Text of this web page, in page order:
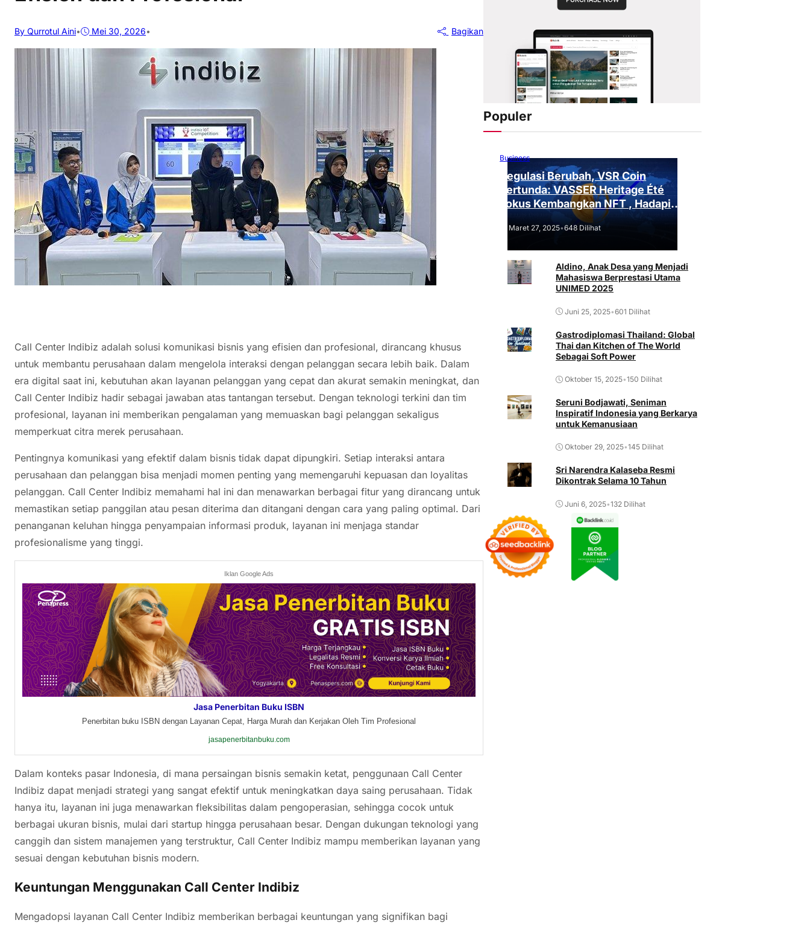
By Qurrotul Aini• Mei 30, 2026• Bagikan
Call Center Indibiz adalah solusi komunikasi bisnis yang efisien dan profesional, dirancang khusus
untuk membantu perusahaan dalam mengelola interaksi dengan pelanggan secara lebih baik. Dalam
era digital saat ini, kebutuhan akan layanan pelanggan yang cepat dan akurat semakin meningkat, dan
Call Center Indibiz hadir sebagai jawaban atas tantangan tersebut. Dengan teknologi terkini dan tim
profesional, layanan ini memberikan pengalaman yang memuaskan bagi pelanggan sekaligus
memperkuat citra merek perusahaan.
Pentingnya komunikasi yang efektif dalam bisnis tidak dapat dipungkiri. Setiap interaksi antara
perusahaan dan pelanggan bisa menjadi momen penting yang memengaruhi kepuasan dan loyalitas
pelanggan. Call Center Indibiz memahami hal ini dan menawarkan berbagai fitur yang dirancang untuk
memastikan setiap panggilan atau pesan diterima dan ditangani dengan cara yang paling optimal. Dari
penanganan keluhan hingga penyampaian informasi produk, layanan ini menjaga standar
profesionalisme yang tinggi.
Iklan Google Ads
Jasa Penerbitan Buku ISBN
Penerbitan buku ISBN dengan Layanan Cepat, Harga Murah dan Kerjakan Oleh Tim Profesional
jasapenerbitanbuku.com
Dalam konteks pasar Indonesia, di mana persaingan bisnis semakin ketat, penggunaan Call Center
Indibiz dapat menjadi strategi yang sangat efektif untuk meningkatkan daya saing perusahaan. Tidak
hanya itu, layanan ini juga menawarkan fleksibilitas dalam pengoperasian, sehingga cocok untuk
berbagai ukuran bisnis, mulai dari startup hingga perusahaan besar. Dengan dukungan teknologi yang
canggih dan sistem manajemen yang terstruktur, Call Center Indibiz mampu memberikan layanan yang
sesuai dengan kebutuhan bisnis modern.
Keuntungan Menggunakan Call Center Indibiz
Mengadopsi layanan Call Center Indibiz memberikan berbagai keuntungan yang signifikan bagi
Populer
Business
Regulasi Berubah, VSR Coin
Tertunda: VASSER Heritage Été
Fokus Kembangkan NFT , Hadapi
Tantangan Regulasi!
Maret 27, 2025•648 Dilihat
Aldino, Anak Desa yang Menjadi
Mahasiswa Berprestasi Utama
UNIMED 2025
Juni 25, 2025•601 Dilihat
Gastrodiplomasi Thailand: Global
Thai dan Kitchen of The World
Sebagai Soft Power
Oktober 15, 2025•150 Dilihat
Seruni Bodjawati, Seniman
Inspiratif Indonesia yang Berkarya
untuk Kemanusiaan
Oktober 29, 2025•145 Dilihat
Sri Narendra Kalaseba Resmi
Dikontrak Selama 10 Tahun
Juni 6, 2025•132 Dilihat